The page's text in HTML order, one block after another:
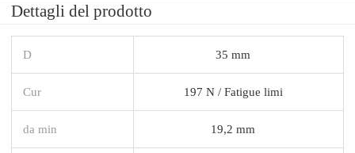
Dettagli del prodotto
D 35 mm
Cur 197 N / Fatigue limi
da min 19,2 mm